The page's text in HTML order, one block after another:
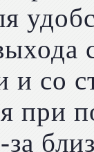
и со
при
за